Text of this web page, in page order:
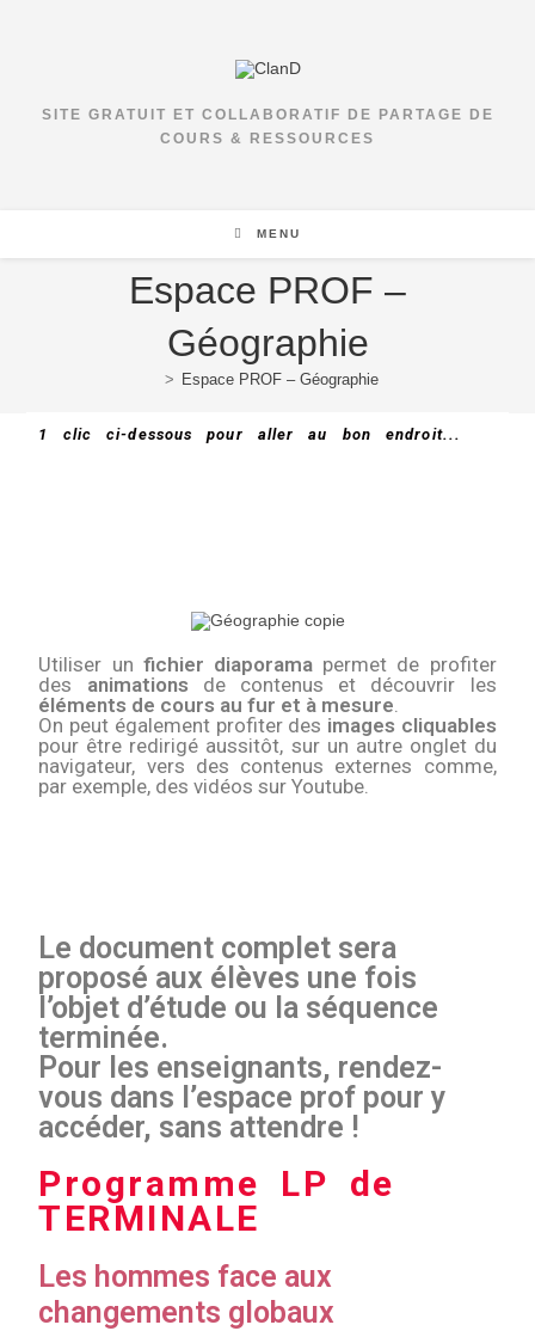
SITE GRATUIT ET COLLABORATIF DE PARTAGE DE
COURS & RESSOURCES
MENU
Espace PROF –
Géographie
> Espace PROF – Géographie
1 clic ci-dessous pour aller au bon endroit...
Utiliser un fichier diaporama permet de profiter
des animations de contenus et découvrir les
éléments de cours au fur et à mesure
On peut également profiter des images cliquables
pour être redirigé aussitôt, sur un autre onglet du
navigateur, vers des contenus externes comme,
par exemple, des vidéos sur Youtube.
Le document complet sera
proposé aux élèves une fois
l’objet d’étude ou la séquence
terminée.
Pour les enseignants, rendez-
vous dans l’espace prof pour y
accéder, sans attendre !
Programme LP de
TERMINALE
Les hommes face aux
changements globaux